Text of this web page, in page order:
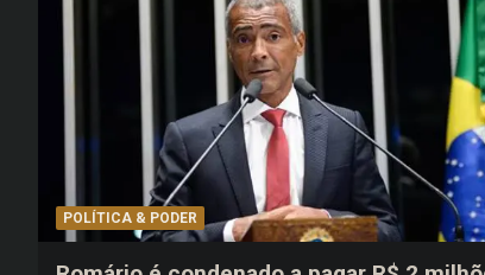
POLÍTICA & PODER